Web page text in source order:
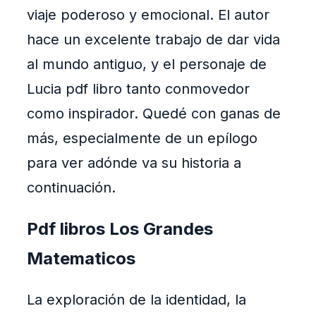
viaje poderoso y emocional. El autor
hace un excelente trabajo de dar vida
al mundo antiguo, y el personaje de
Lucia pdf libro tanto conmovedor
como inspirador. Quedé con ganas de
más, especialmente de un epílogo
para ver adónde va su historia a
continuación.
Pdf libros Los Grandes
Matematicos
La exploración de la identidad, la